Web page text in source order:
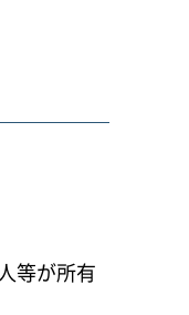
等が所有